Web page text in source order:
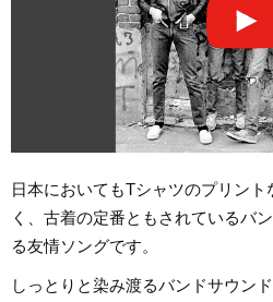
日本においてもTシャツのプリン
く、古着の定番ともされているバ
る友情ソングです。
しっとりと染み渡るバンドサウン